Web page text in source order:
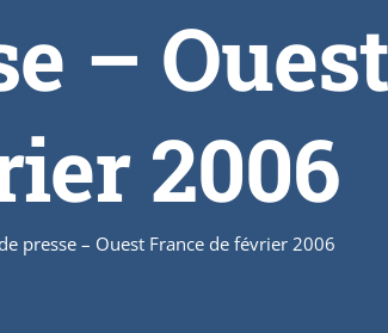
–
2006
presse – Ouest France de février 2006